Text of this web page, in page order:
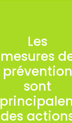
Les
mesures
prévention
sont
des